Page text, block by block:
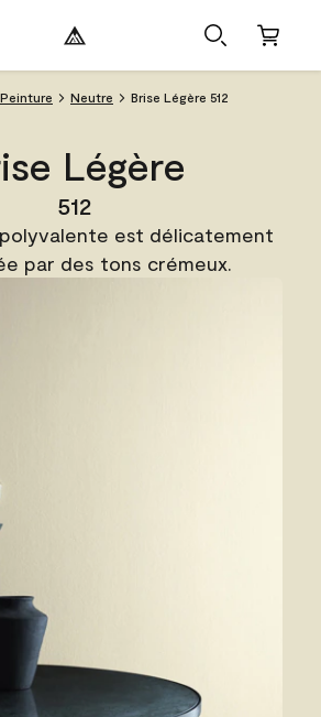
Neutre Brise Légère 512
Légère
512
est délicatement
par des tons crémeux.